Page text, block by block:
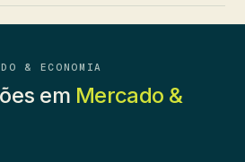
& ECONOMIA
em Mercado &